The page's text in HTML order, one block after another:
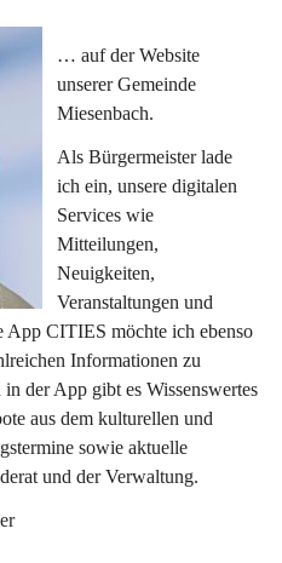
… auf der Website
unserer Gemeinde
Miesenbach.
Als Bürgermeister lade
ich ein, unsere digitalen
Services wie
Mitteilungen,
Neuigkeiten,
Veranstaltungen und
CITIES möchte ich ebenso
Informationen zu
der App gibt es Wissenswertes
aus dem kulturellen und
sowie aktuelle
und der Verwaltung.